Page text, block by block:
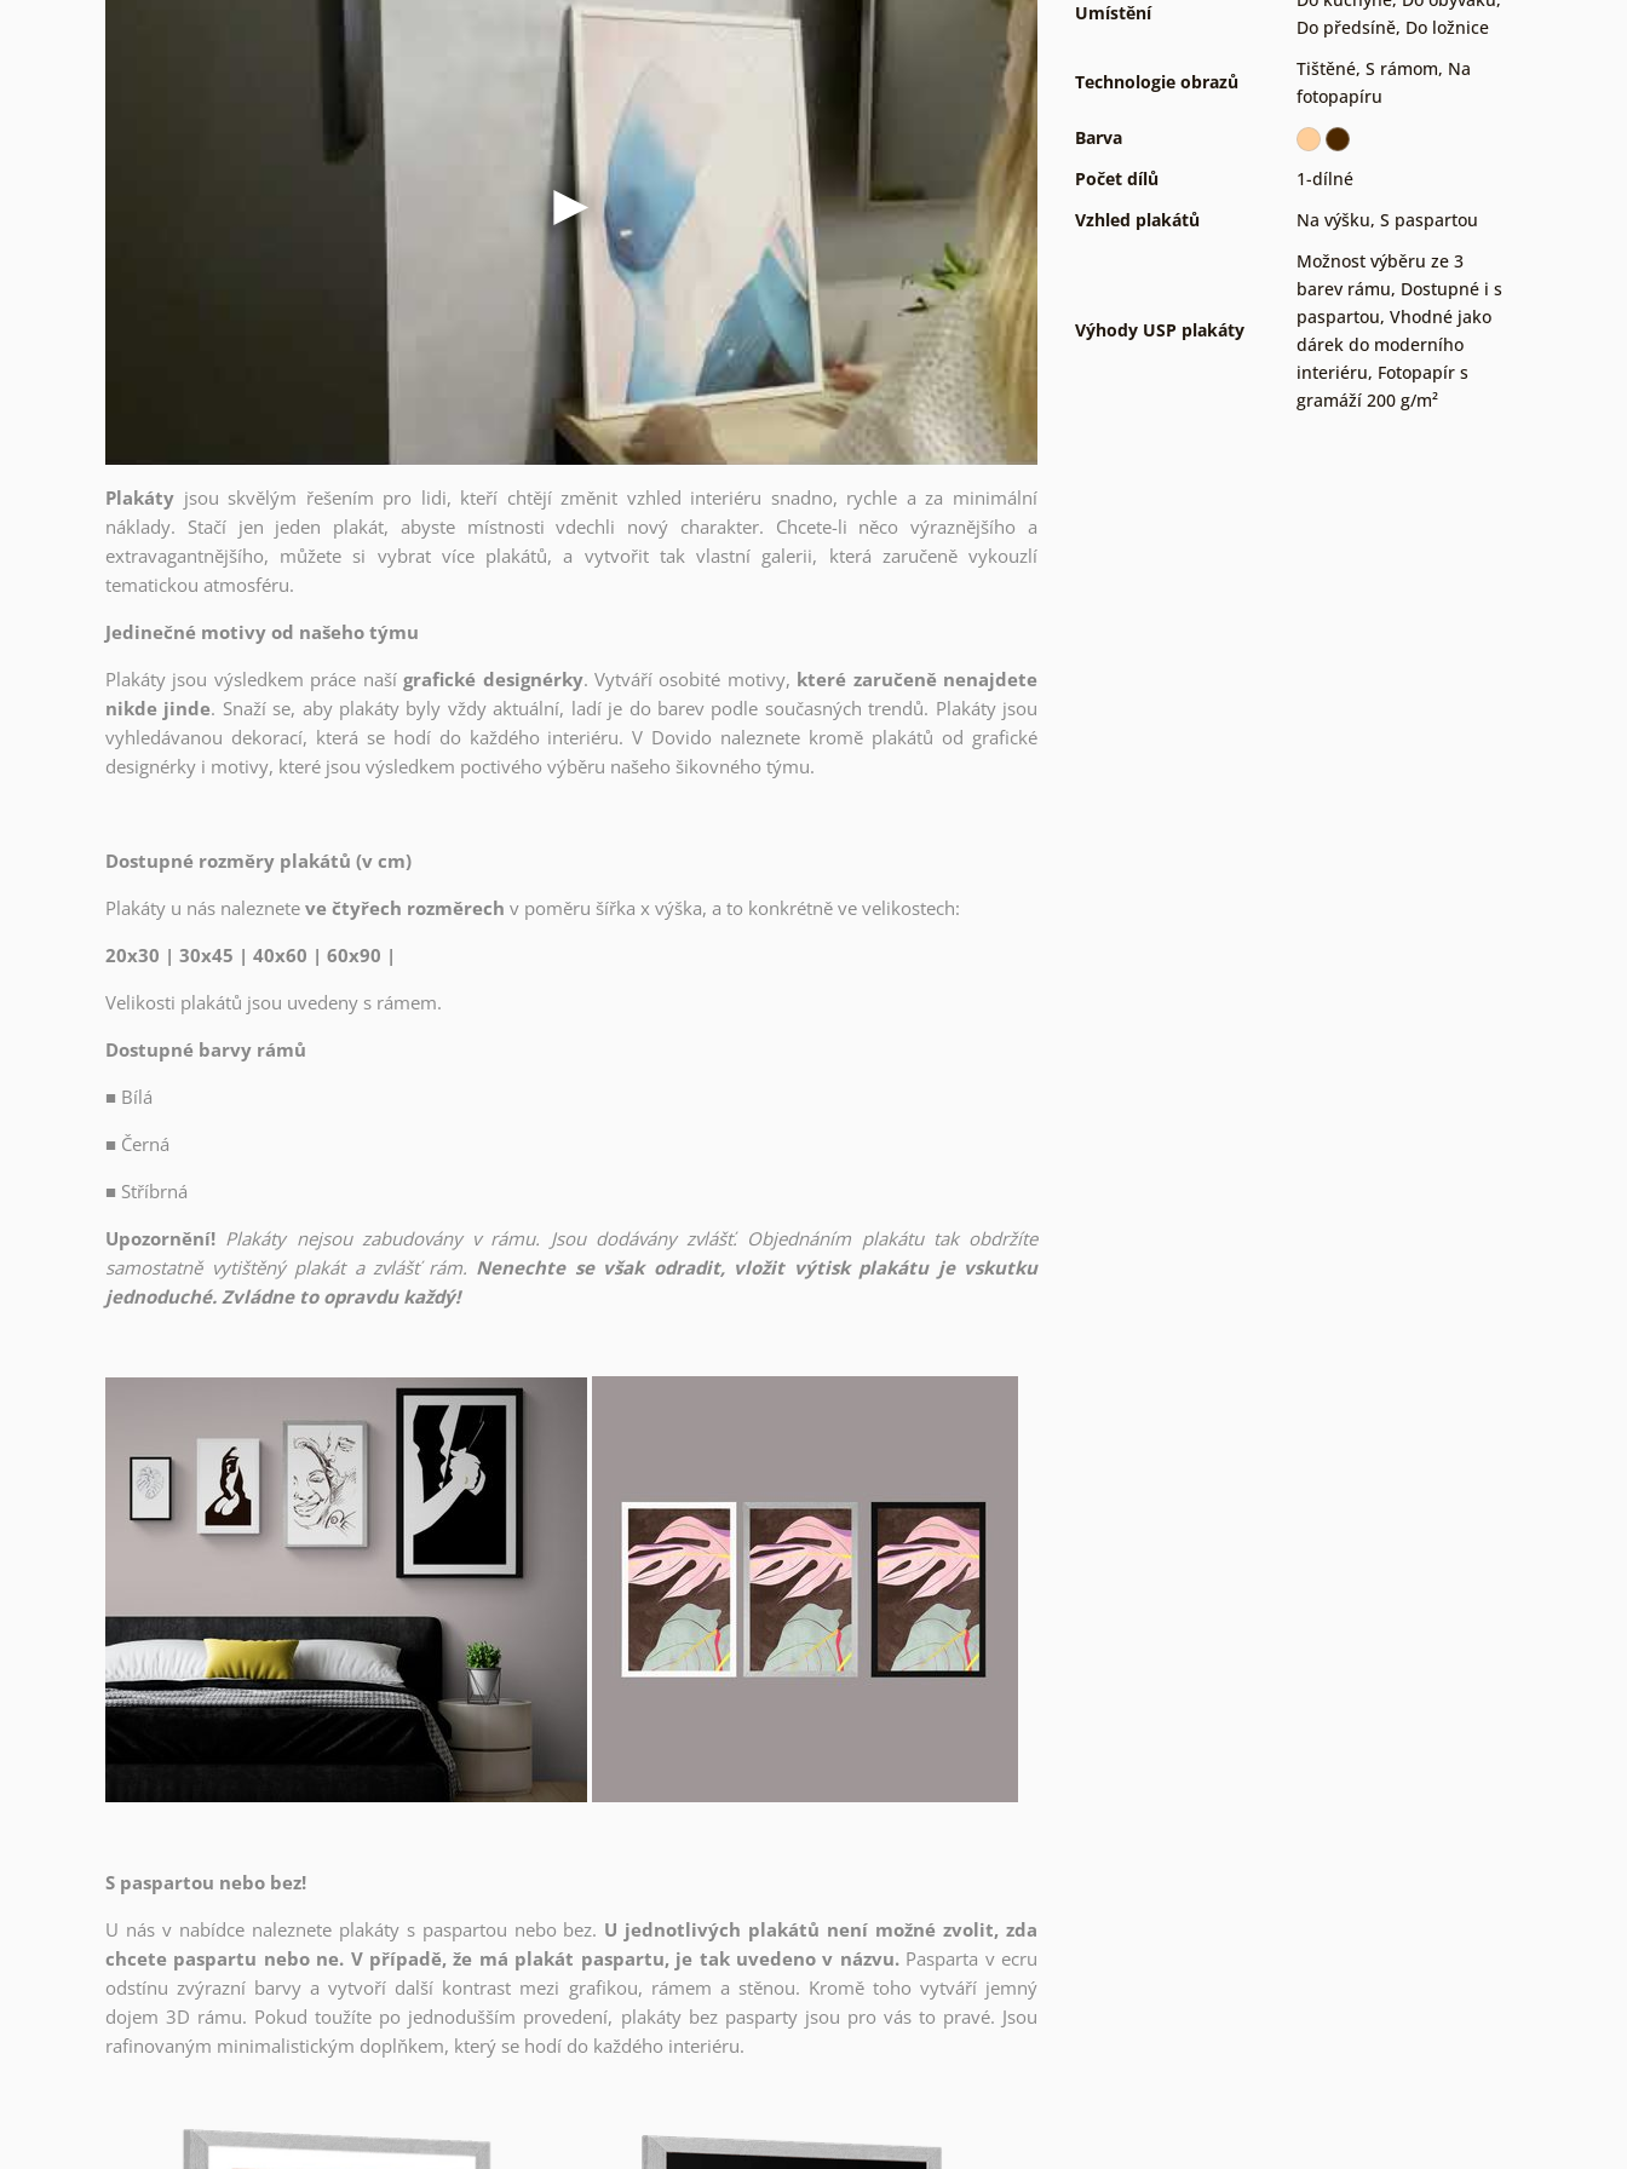
Plakáty jsou skvělým řešením pro lidi, kteří chtějí změnit vzhled interiéru snadno, rychle a za minimální
náklady. Stačí jen jeden plakát, abyste místnosti vdechli nový charakter. Chcete-li něco výraznějšího a
extravagantnějšího, můžete si vybrat více plakátů, a vytvořit tak vlastní galerii, která zaručeně vykouzlí
tematickou atmosféru.
Jedinečné motivy od našeho týmu
Plakáty jsou výsledkem práce naší grafické designérky. Vytváří osobité motivy, které zaručeně nenajdete
nikde jinde. Snaží se, aby plakáty byly vždy aktuální, ladí je do barev podle současných trendů. Plakáty jsou
vyhledávanou dekorací, která se hodí do každého interiéru. V Dovido naleznete kromě plakátů od grafické
designérky i motivy, které jsou výsledkem poctivého výběru našeho šikovného týmu.
Dostupné rozměry plakátů (v cm)
Plakáty u nás naleznete ve čtyřech rozměrech v poměru šířka x výška, a to konkrétně ve velikostech:
20x30 | 30x45 | 40x60 | 60x90 |
Velikosti plakátů jsou uvedeny s rámem.
Dostupné barvy rámů
■ Bílá
■ Černá
■ Stříbrná
Upozornění! Plakáty nejsou zabudovány v rámu. Jsou dodávány zvlášť. Objednáním plakátu tak obdržíte
samostatně vytištěný plakát a zvlášť rám. Nenechte se však odradit, vložit výtisk plakátu je vskutku
jednoduché. Zvládne to opravdu každý!
S paspartou nebo bez!
U nás v nabídce naleznete plakáty s paspartou nebo bez. U jednotlivých plakátů není možné zvolit, zda
chcete paspartu nebo ne. V případě, že má plakát paspartu, je tak uvedeno v názvu. Pasparta v ecru
odstínu zvýrazní barvy a vytvoří další kontrast mezi grafikou, rámem a stěnou. Kromě toho vytváří jemný
dojem 3D rámu. Pokud toužíte po jednodušším provedení, plakáty bez pasparty jsou pro vás to pravé. Jsou
rafinovaným minimalistickým doplňkem, který se hodí do každého interiéru.
Umístění
Do předsíně, Do ložnice
Technologie obrazů
Tištěné, S rámom, Na
fotopapíru
Barva
Počet dílů
1-dílné
Vzhled plakátů
Na výšku, S paspartou
Výhody USP plakáty
Možnost výběru ze 3
barev rámu, Dostupné i s
paspartou, Vhodné jako
dárek do moderního
interiéru, Fotopapír s
gramáží 200 g/m²